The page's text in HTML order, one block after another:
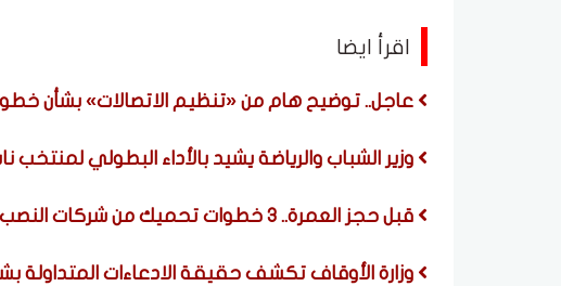
اقرأ ايضا
عاجل.. توضيح هام من «تنظيم الاتصالات» بشأن
وزير الشباب والرياضة يشيد بالأداء البطولي لمنتخب
قبل حجز العمرة.. 3 خطوات تحميك من شركات النصب والرحلات الوهمية
وزارة الأوقاف تكشف حقيقة الادعاءات المتداولة